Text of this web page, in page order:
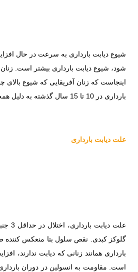
شیوع دیابت بارداری به سرعت در حال افزایش است و از 6 تا 9 درصد از بارداری ها در سرتاسر جهان را شامل
اینجاست که زنان آفریقایی که شیوع بالای
بارداری در 10 تا 15 سال گذشته به دلیل همه گیری
علت دیابت بارداری
گلوکز کبدی. نقص سلول بتا منعکس کننده
بارداری همانند زنانی که دیابت ندارند،
است. مقاومت به انسولین در دوران